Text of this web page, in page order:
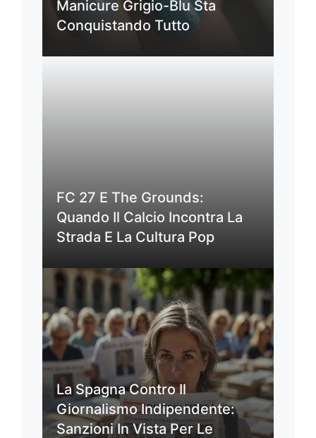
Manicure Grigio-Blu Sta
Conquistando Tutto
FC 27 E The Grounds:
Quando Il Calcio Incontra La
Strada E La Cultura Pop
La Spagna Contro Il
Giornalismo Indipendente:
Sanzioni In Vista Per Le